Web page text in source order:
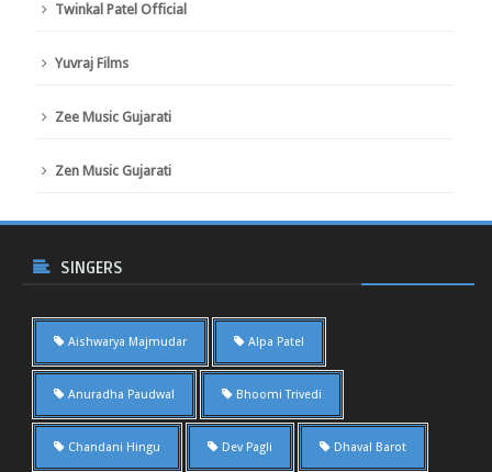
Twinkal Patel Official
Yuvraj Films
Zee Music Gujarati
Zen Music Gujarati
SINGERS
Aishwarya Majmudar Alpa Patel
Anuradha Paudwal Bhoomi Trivedi
Chandani Hingu Dev Pagli Dhaval Barot